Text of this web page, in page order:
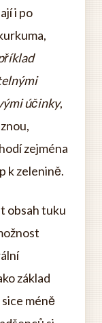
i po
účinky,
zejména
k zelenině.
obsah tuku
základ
méně